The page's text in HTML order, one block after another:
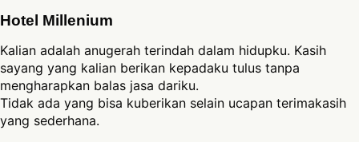
Hotel Millenium
Kalian adalah anugerah terindah dalam hidupku. Kasih
sayang yang kalian berikan kepadaku tulus tanpa
mengharapkan balas jasa dariku.
Tidak ada yang bisa kuberikan selain ucapan terimakasih
yang sederhana.